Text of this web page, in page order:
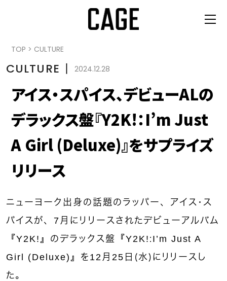
TOP > CULTURE
CULTURE 丨 2024.12.28
アイス・スパイス、デビューALの
デラックス盤『Y2K!：I’m Just
A Girl (Deluxe)』をサプライズ
リリース
ニューヨーク出身の話題のラッパー、アイス・ス
パイスが、7月にリリースされたデビューアルバム
『Y2K!』のデラックス盤『Y2K!：I’m Just A
Girl (Deluxe)』を12月25日（水）にリリースし
た。